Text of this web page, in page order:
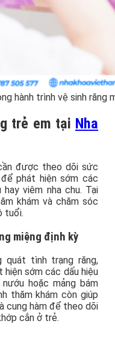
hành trình vệ sinh răng
trẻ em tại Nha
được theo dõi sức
phát hiện sớm các
viêm nha chu. Tại
khám và chăm sóc
tuổi.
miệng định kỳ
quát tình trạng răng,
hiện sớm các dấu hiệu
hoặc mảng bám
thăm khám còn giúp
cung hàm để theo dõi
cắn ở trẻ.